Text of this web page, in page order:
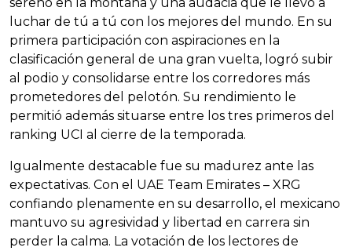
luchar de tú a tú con los mejores del mundo. En su
primera participación con aspiraciones en la
clasificación general de una gran vuelta, logró subir
al podio y consolidarse entre los corredores más
prometedores del pelotón. Su rendimiento le
permitió además situarse entre los tres primeros del
ranking UCI al cierre de la temporada.
Igualmente destacable fue su madurez ante las
expectativas. Con el UAE Team Emirates – XRG
confiando plenamente en su desarrollo, el mexicano
mantuvo su agresividad y libertad en carrera sin
perder la calma. La votación de los lectores de